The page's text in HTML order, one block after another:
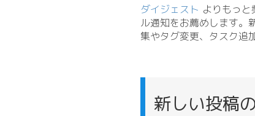
ダイジェスト よりもっ
ル通知をお薦めします。
集やタグ変更、タスク追
新しい投稿